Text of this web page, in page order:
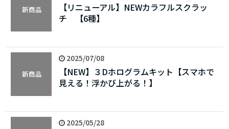
新商品
【リニューアル】NEWカラフルスクラッ
チ　【6種】
新商品
2025/07/08
【NEW】３Dホログラムキット【スマホで
見える！浮かび上がる！】
2025/05/28